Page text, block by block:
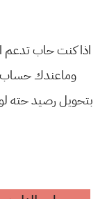
اذا كنت حاب تدعم
وماعندك حساب